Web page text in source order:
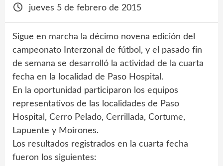
jueves 5 de febrero de 2015
Sigue en marcha la décimo novena edición del
campeonato Interzonal de fútbol, y el pasado fin
de semana se desarrolló la actividad de la cuarta
fecha en la localidad de Paso Hospital.
En la oportunidad participaron los equipos
representativos de las localidades de Paso
Hospital, Cerro Pelado, Cerrillada, Cortume,
Lapuente y Moirones.
Los resultados registrados en la cuarta fecha
fueron los siguientes: